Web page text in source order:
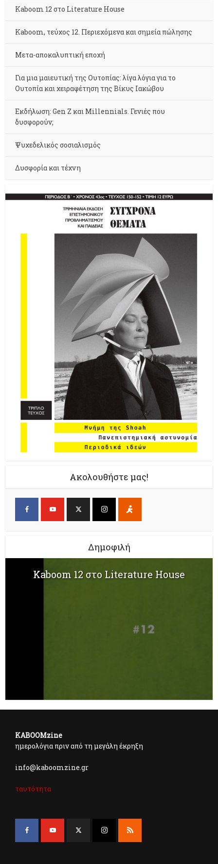
Kaboom 12 στο Literature House
Kaboom, τεύχος 12. Περιεχόμενα και σημεία πώλησης
Μετα-αποκαλυπτική εποχή
Για μια μαιευτική της Ουτοπίας: λίγα λόγια για το
Ουτοπία και χειραφέτηση της Βίκυς Ιακώβου
Εκδήλωση: Gen Z και Millennials. Γενιές που
δυσφορούν;
Ψυχεδελικός σοσιαλισμός
Δυσφορία και τέχνη
Ακολουθήστε μας!
Δημοφιλή
Kaboom 12 στο Literature House
KABOOMzine
ημερολόγια πριν από τη μεγάλη έκρηξη
info@kaboomzine.gr
ταυτότητα